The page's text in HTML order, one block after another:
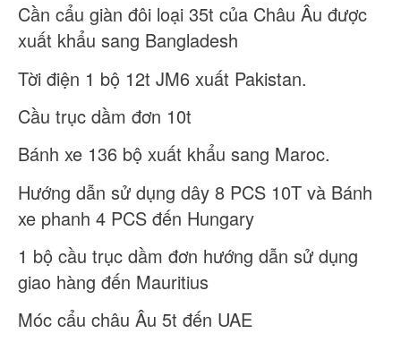
Cần cẩu giàn đôi loại 35t của Châu Âu được
xuất khẩu sang Bangladesh
Tời điện 1 bộ 12t JM6 xuất Pakistan.
Cầu trục dầm đơn 10t
Bánh xe 136 bộ xuất khẩu sang Maroc.
Hướng dẫn sử dụng dây 8 PCS 10T và Bánh
xe phanh 4 PCS đến Hungary
1 bộ cầu trục dầm đơn hướng dẫn sử dụng
giao hàng đến Mauritius
Móc cẩu châu Âu 5t đến UAE